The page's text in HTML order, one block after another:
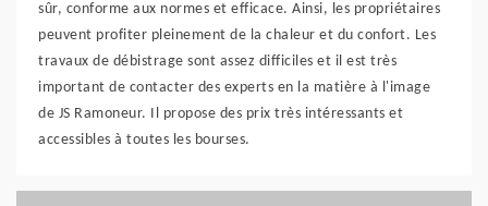
sûr, conforme aux normes et efficace. Ainsi, les propriétaires
peuvent profiter pleinement de la chaleur et du confort. Les
travaux de débistrage sont assez difficiles et il est très
important de contacter des experts en la matière à l'image
de JS Ramoneur. Il propose des prix très intéressants et
accessibles à toutes les bourses.